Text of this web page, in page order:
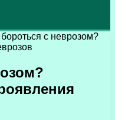
бороться с неврозом?